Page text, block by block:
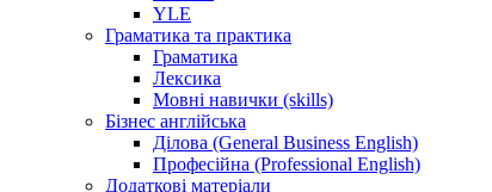
YLE
Граматика та практика
Граматика
Лексика
Мовні навички (skills)
Бізнес англійська
Ділова (General Business English)
Професійна (Professional English)
Додаткові матеріали